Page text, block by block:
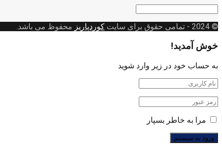
© 2024
- تمامی حقوق برای سایت کوردپاریز محفوظ می باشد.
خوش آمدید!
به حساب خود در زیر وارد شوید
مرا به خاطر بسپار